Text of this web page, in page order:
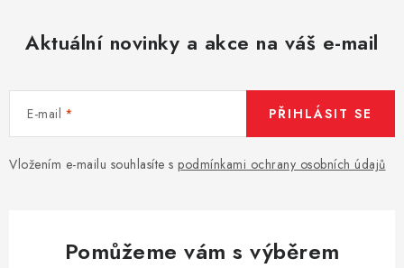
Aktuální novinky a akce na váš e-mail
E-mail
Vložením e-mailu souhlasíte s podmínkami ochrany osobních údajů
PŘIHLÁSIT SE
Pomůžeme vám s výběrem